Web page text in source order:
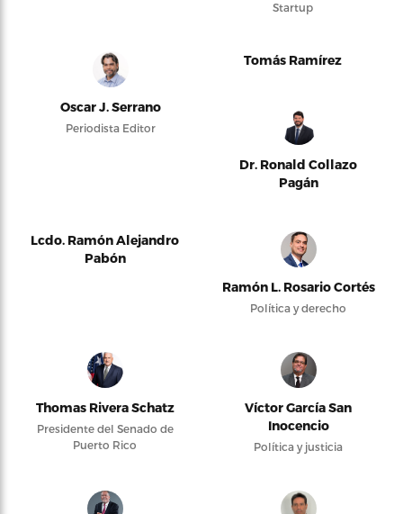
Startup
Oscar J. Serrano
Periodista Editor
Tomás Ramírez
Dr. Ronald Collazo
Pagán
Lcdo. Ramón Alejandro
Pabón
Ramón L. Rosario Cortés
Política y derecho
Thomas Rivera Schatz
Presidente del Senado de
Puerto Rico
Víctor García San
Inocencio
Política y justicia